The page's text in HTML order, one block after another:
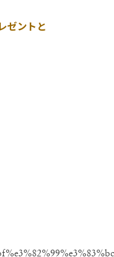
ゼントと